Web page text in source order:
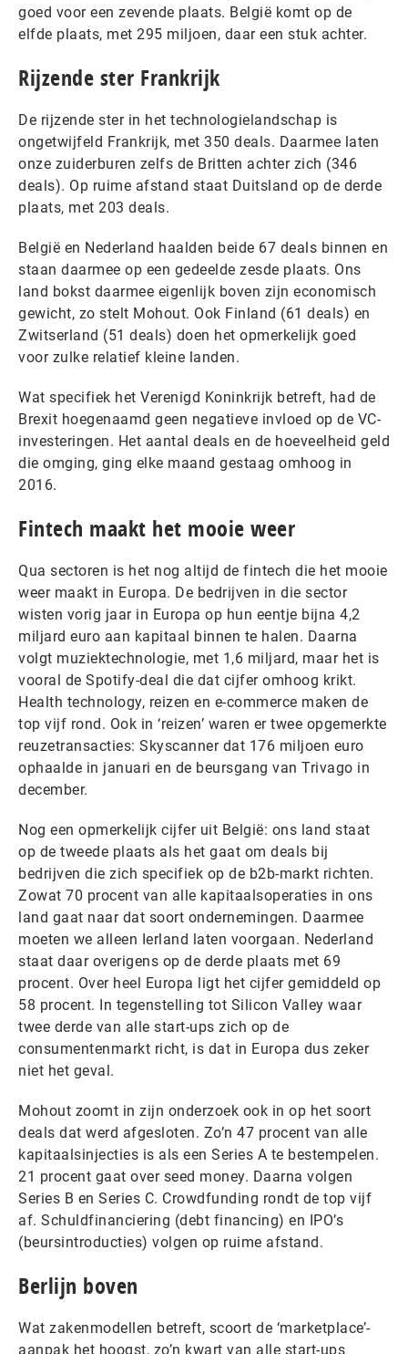
goed voor een zevende plaats. België komt op de
elfde plaats, met 295 miljoen, daar een stuk achter.
Rijzende ster Frankrijk
De rijzende ster in het technologielandschap is
ongetwijfeld Frankrijk, met 350 deals. Daarmee laten
onze zuiderburen zelfs de Britten achter zich (346
deals). Op ruime afstand staat Duitsland op de derde
plaats, met 203 deals.
België en Nederland haalden beide 67 deals binnen en
staan daarmee op een gedeelde zesde plaats. Ons
land bokst daarmee eigenlijk boven zijn economisch
gewicht, zo stelt Mohout. Ook Finland (61 deals) en
Zwitserland (51 deals) doen het opmerkelijk goed
voor zulke relatief kleine landen.
Wat specifiek het Verenigd Koninkrijk betreft, had de
Brexit hoegenaamd geen negatieve invloed op de VC-
investeringen. Het aantal deals en de hoeveelheid geld
die omging, ging elke maand gestaag omhoog in
2016.
Fintech maakt het mooie weer
Qua sectoren is het nog altijd de fintech die het mooie
weer maakt in Europa. De bedrijven in die sector
wisten vorig jaar in Europa op hun eentje bijna 4,2
miljard euro aan kapitaal binnen te halen. Daarna
volgt muziektechnologie, met 1,6 miljard, maar het is
vooral de Spotify-deal die dat cijfer omhoog krikt.
Health technology, reizen en e-commerce maken de
top vijf rond. Ook in ‘reizen’ waren er twee opgemerkte
reuzetransacties: Skyscanner dat 176 miljoen euro
ophaalde in januari en de beursgang van Trivago in
december.
Nog een opmerkelijk cijfer uit België: ons land staat
op de tweede plaats als het gaat om deals bij
bedrijven die zich specifiek op de b2b-markt richten.
Zowat 70 procent van alle kapitaalsoperaties in ons
land gaat naar dat soort ondernemingen. Daarmee
moeten we alleen Ierland laten voorgaan. Nederland
staat daar overigens op de derde plaats met 69
procent. Over heel Europa ligt het cijfer gemiddeld op
58 procent. In tegenstelling tot Silicon Valley waar
twee derde van alle start-ups zich op de
consumentenmarkt richt, is dat in Europa dus zeker
niet het geval.
Mohout zoomt in zijn onderzoek ook in op het soort
deals dat werd afgesloten. Zo’n 47 procent van alle
kapitaalsinjecties is als een Series A te bestempelen.
21 procent gaat over seed money. Daarna volgen
Series B en Series C. Crowdfunding rondt de top vijf
af. Schuldfinanciering (debt financing) en IPO’s
(beursintroducties) volgen op ruime afstand.
Berlijn boven
Wat zakenmodellen betreft, scoort de ‘marketplace’-
aanpak het hoogst, zo’n kwart van alle start-ups